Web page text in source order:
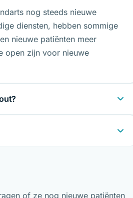
nog steeds nieuwe
diensten, hebben sommige
nieuwe patiënten meer
open zijn voor nieuwe
of ze nog nieuwe patiënten